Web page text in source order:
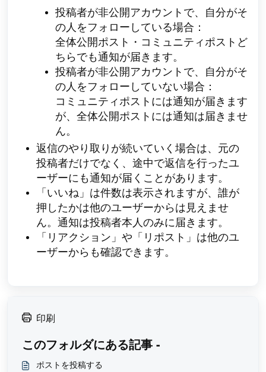
投稿者が非公開アカウントで、自分がそ
の人をフォローしている場合：
全体公開ポスト・コミュニティポストど
ちらでも通知が届きます。
投稿者が非公開アカウントで、自分がそ
の人をフォローしていない場合：
コミュニティポストには通知が届きます
が、全体公開ポストには通知は届きませ
ん。
返信のやり取りが続いていく場合は、元の
投稿者だけでなく、途中で返信を行ったユ
ーザーにも通知が届くことがあります。
「いいね」は件数は表示されますが、誰が
押したかは他のユーザーからは見えませ
ん。通知は投稿者本人のみに届きます。
「リアクション」や「リポスト」は他のユ
ーザーからも確認できます。
印刷
このフォルダにある記事 -
ポストを投稿する